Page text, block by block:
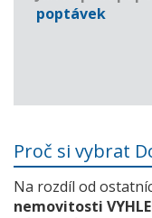
poptávek
Proč si vybrat
Na rozdíl od
nemovitosti